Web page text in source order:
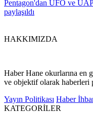
Pentagon'dan UFO ve
paylaşıldı
HAKKIMIZDA
Haber Hane okurlarına en
ve objektif olarak haberleri
Yayın Politikası Haber
KATEGORİLER